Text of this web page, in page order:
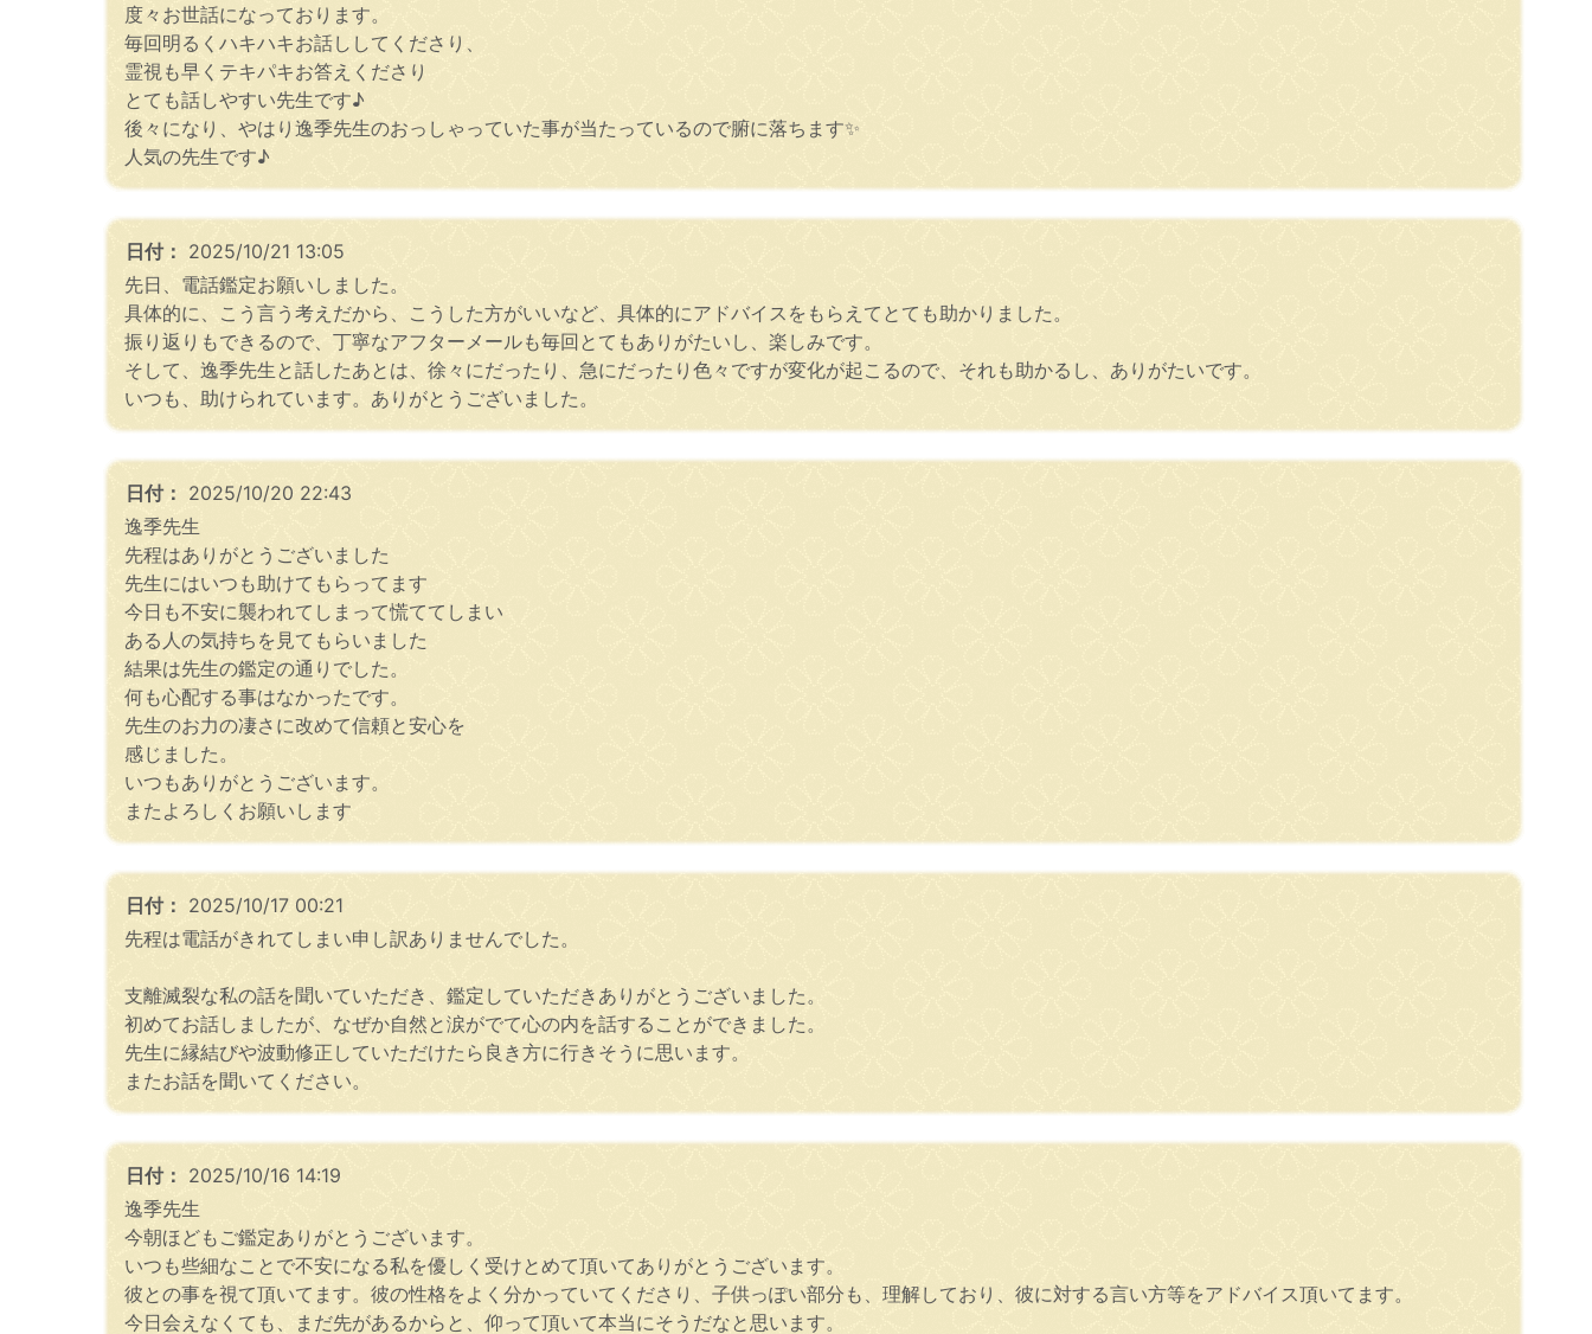
度々お世話になっております。
毎回明るくハキハキお話ししてくださり、
霊視も早くテキパキお答えくださり
とても話しやすい先生です♪
後々になり、やはり逸季先生のおっしゃっていた事が当たっているので腑に落ちます✨
人気の先生です♪
日付： 2025/10/21 13:05
先日、電話鑑定お願いしました。
具体的に、こう言う考えだから、こうした方がいいなど、具体的にアドバイスをもらえてとても助かりました。
振り返りもできるので、丁寧なアフターメールも毎回とてもありがたいし、楽しみです。
そして、逸季先生と話したあとは、徐々にだったり、急にだったり色々ですが変化が起こるので、それも助かるし、ありがたいです。
いつも、助けられています。ありがとうございました。
日付： 2025/10/20 22:43
逸季先生
先程はありがとうございました
先生にはいつも助けてもらってます
今日も不安に襲われてしまって慌ててしまい
ある人の気持ちを見てもらいました
結果は先生の鑑定の通りでした。
何も心配する事はなかったです。
先生のお力の凄さに改めて信頼と安心を
感じました。
いつもありがとうございます。
またよろしくお願いします
日付： 2025/10/17 00:21
先程は電話がきれてしまい申し訳ありませんでした。
支離滅裂な私の話を聞いていただき、鑑定していただきありがとうございました。
初めてお話しましたが、なぜか自然と涙がでて心の内を話することができました。
先生に縁結びや波動修正していただけたら良き方に行きそうに思います。
またお話を聞いてください。
日付： 2025/10/16 14:19
逸季先生
今朝ほどもご鑑定ありがとうございます。
いつも些細なことで不安になる私を優しく受けとめて頂いてありがとうございます。
彼との事を視て頂いてます。彼の性格をよく分かっていてくださり、子供っぽい部分も、理解しており、彼に対する言い方等をアドバイス頂いてます。
今日会えなくても、まだ先があるからと、仰って頂いて本当にそうだなと思います。